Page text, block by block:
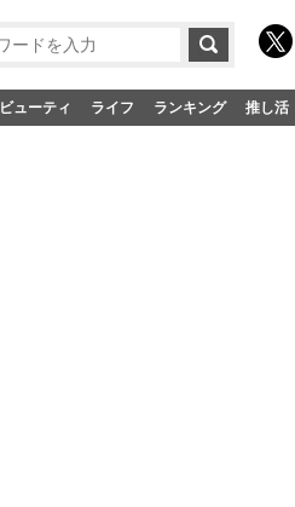
ビューティ ライフ ランキング 推し活